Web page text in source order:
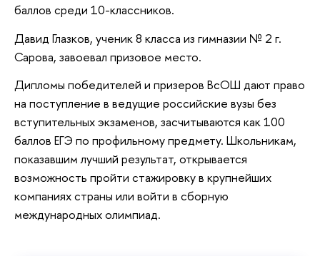
баллов среди 10-классников.
Давид Глазков, ученик 8 класса из гимназии № 2 г.
Сарова, завоевал призовое место.
Дипломы победителей и призеров ВсОШ дают право
на поступление в ведущие российские вузы без
вступительных экзаменов, засчитываются как 100
баллов ЕГЭ по профильному предмету. Школьникам,
показавшим лучший результат, открывается
возможность пройти стажировку в крупнейших
компаниях страны или войти в сборную
международных олимпиад.